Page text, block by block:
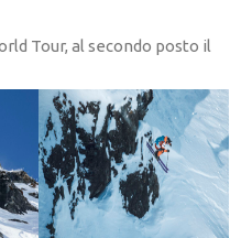
Tour, al secondo posto il